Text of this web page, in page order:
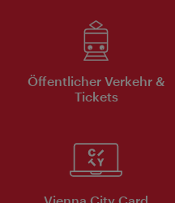
Öffentlicher Verkehr &
Tickets